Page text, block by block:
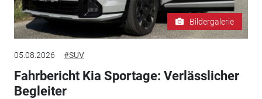
Bildergalerie
05.08.2026 #SUV
Fahrbericht Kia Sportage: Verlässlicher
Begleiter